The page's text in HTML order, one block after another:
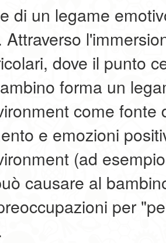
di un legame
Attraverso
dove il punto
forma un
come fonte
e emozioni
(ad
causare al
per